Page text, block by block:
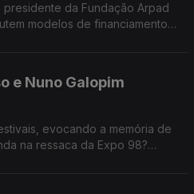
da Fundação Arpad
modelos de financiamento
e Nuno Galopim
evocando a memória de
na ressaca da Expo 98?